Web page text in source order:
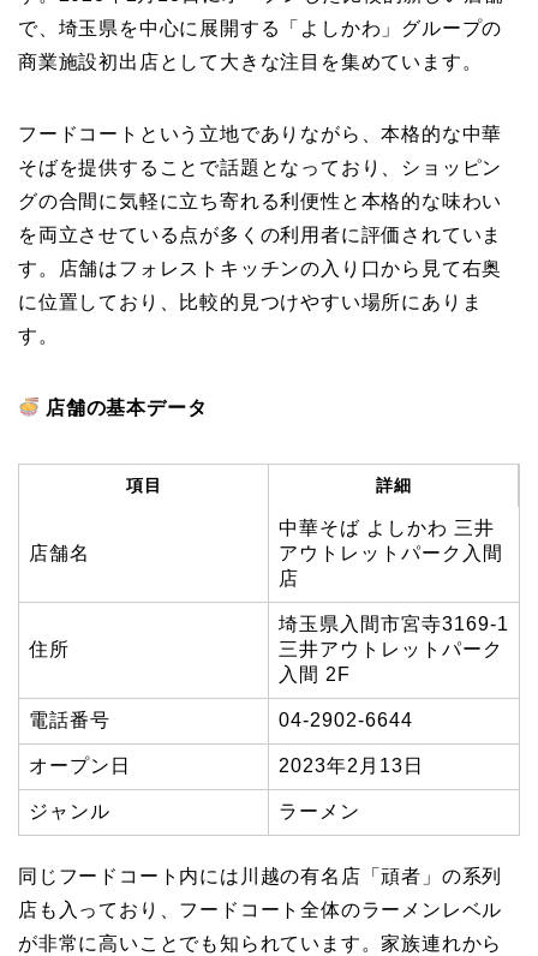
で、埼玉県を中心に展開する「よしかわ」グループの
商業施設初出店として大きな注目を集めています。
フードコートという立地でありながら、本格的な中華
そばを提供することで話題となっており、ショッピン
グの合間に気軽に立ち寄れる利便性と本格的な味わい
を両立させている点が多くの利用者に評価されていま
す。店舗はフォレストキッチンの入り口から見て右奥
に位置しており、比較的見つけやすい場所にありま
す。
店舗の基本データ
項目 詳細
店舗名
中華そば よしかわ 三井
アウトレットパーク入間
店
住所
埼玉県入間市宮寺3169-1
三井アウトレットパーク
入間 2F
電話番号 04-2902-6644
オープン日 2023年2月13日
ジャンル ラーメン
同じフードコート内には川越の有名店「頑者」の系列
店も入っており、フードコート全体のラーメンレベル
が非常に高いことでも知られています。家族連れから